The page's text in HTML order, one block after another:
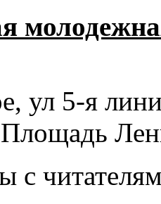
, ул 5-я
с